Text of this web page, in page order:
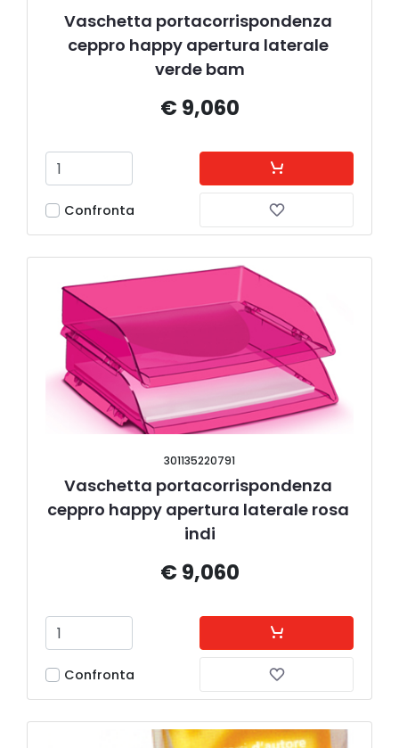
Vaschetta portacorrispondenza
ceppro happy apertura laterale
verde bam
€ 9,060
Confronta
301135220791
Vaschetta portacorrispondenza
ceppro happy apertura laterale rosa
indi
€ 9,060
Confronta